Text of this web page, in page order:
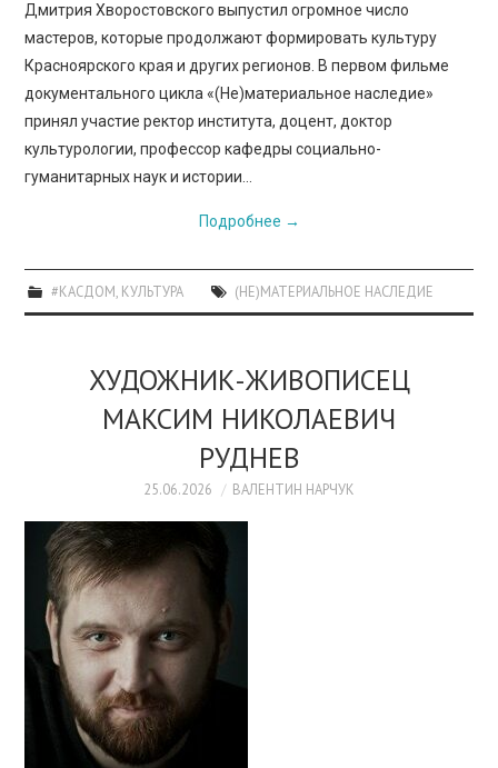
Дмитрия Хворостовского выпустил огромное число
мастеров, которые продолжают формировать культуру
Красноярского края и других регионов. В первом фильме
документального цикла «(Не)материальное наследие»
принял участие ректор института, доцент, доктор
культурологии, профессор кафедры социально-
гуманитарных наук и истории…
Подробнее →
#КАСДОМ, КУЛЬТУРА (НЕ)МАТЕРИАЛЬНОЕ НАСЛЕДИЕ
ХУДОЖНИК-ЖИВОПИСЕЦ
МАКСИМ НИКОЛАЕВИЧ
РУДНЕВ
25.06.2026 ВАЛЕНТИН НАРЧУК